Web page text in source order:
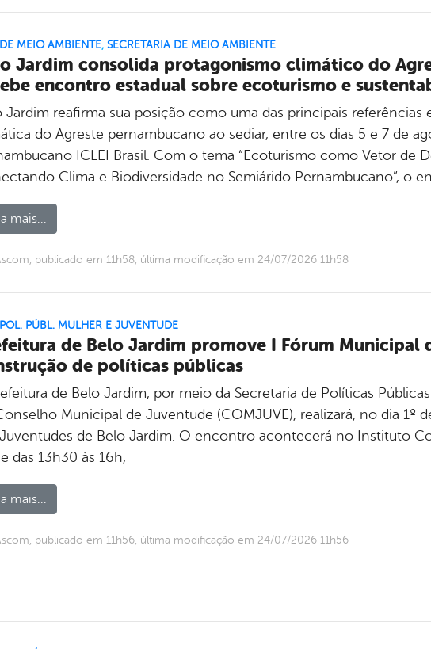
MEIO AMBIENTE, SECRETARIA DE MEIO AMBIENTE
Jardim consolida protagonismo climático do
encontro estadual sobre ecoturismo e
Jardim reafirma sua posição como uma das principais referências
do Agreste pernambucano ao sediar, entre os dias 5 e 7 de
ICLEI Brasil. Com o tema “Ecoturismo como Vetor de
Clima e Biodiversidade no Semiárido Pernambucano”, o
mais...
publicado em 11h58, última modificação em 24/07/2026 11h58
PÚBL. MULHER E JUVENTUDE
de Belo Jardim promove I Fórum Municipal
de políticas públicas
de Belo Jardim, por meio da Secretaria de Políticas
Municipal de Juventude (COMJUVE), realizará, no dia 1º
de Belo Jardim. O encontro acontecerá no Instituto
das 13h30 às 16h,
mais...
publicado em 11h56, última modificação em 24/07/2026 11h56